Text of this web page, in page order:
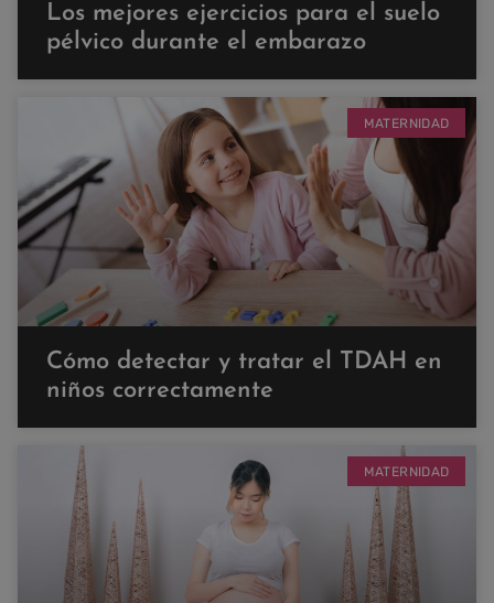
Los mejores ejercicios para el suelo
pélvico durante el embarazo
MATERNIDAD
Cómo detectar y tratar el TDAH en
niños correctamente
MATERNIDAD